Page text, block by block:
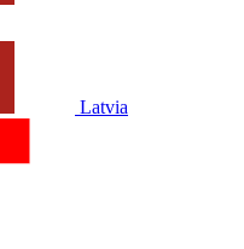
Latvia